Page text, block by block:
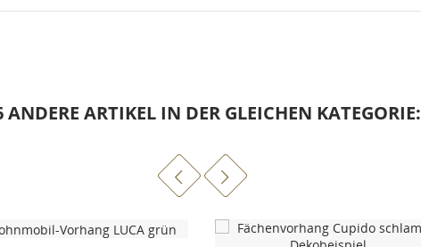
ANDERE ARTIKEL IN DER GLEICHEN KATEGORIE: